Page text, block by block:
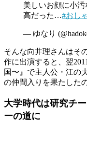
美しいお顔に小
高だった…#おし
— ゆなり
そんな向井理さんはそ
作に出演すると、翌
国〜』で主人公・江の
の仲間入りを果たした
大学時代は研究チ
ーの道に